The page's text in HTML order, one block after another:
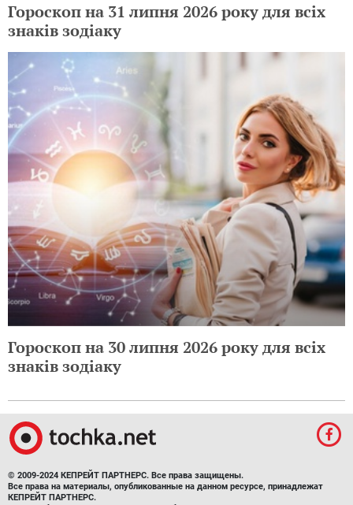
Гороскоп на 31 липня 2026 року для всіх
знаків зодіаку
Гороскоп на 30 липня 2026 року для всіх
знаків зодіаку
© 2009-2024 КЕПРЕЙТ ПАРТНЕРС. Все права защищены.
Все права на материалы, опубликованные на данном ресурсе, принадлежат
КЕПРЕЙТ ПАРТНЕРС.